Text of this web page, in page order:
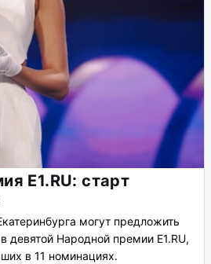
E1.RU: старт
могут предложить
девятой Народной премии E1.RU,
в 11 номинациях.